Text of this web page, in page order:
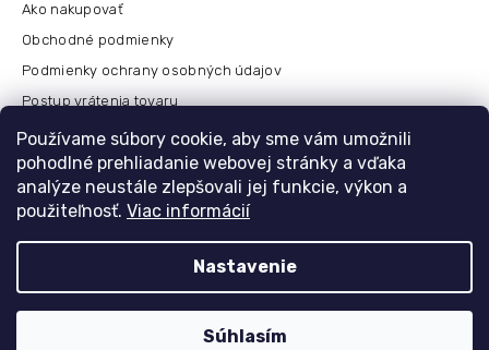
Používame súbory cookie, aby sme vám umožnili
pohodlné prehliadanie webovej stránky a vďaka
analýze neustále zlepšovali jej funkcie, výkon a
použiteľnosť. Viac informácií
Nastavenie
Súhlasím
Ako nakupovať
Obchodné podmienky
Podmienky ochrany osobných údajov
Postup vrátenia tovaru
Česko
Môj účet
Přihlášení